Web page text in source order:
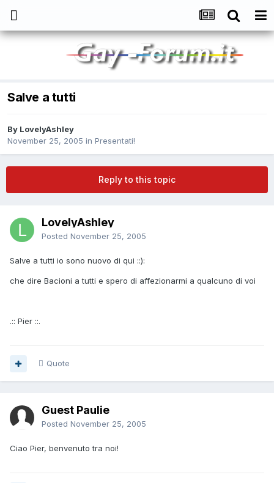
Salve a tutti
By LovelyAshley
November 25, 2005 in Presentati!
Reply to this topic
LovelyAshley
Posted November 25, 2005
Salve a tutti io sono nuovo di qui ::):
che dire Bacioni a tutti e spero di affezionarmi a qualcuno di voi
.:: Pier ::.
Quote
Guest Paulie
Posted November 25, 2005
Ciao Pier, benvenuto tra noi!